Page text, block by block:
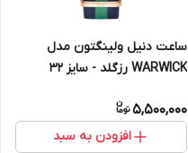
ساعت دنیل ولینگتون مدل
WARWICK رزگلد - سایز 32
5,500,000
افزودن به سبد